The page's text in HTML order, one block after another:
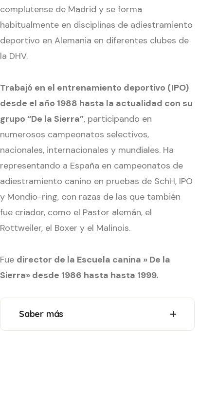
complutense de Madrid y se forma
habitualmente en disciplinas de adiestramiento
deportivo en Alemania en diferentes clubes de
la DHV.
Trabajó en el entrenamiento deportivo (IPO)
desde el año 1988 hasta la actualidad con su
grupo “De la Sierra”, participando en
numerosos campeonatos selectivos,
nacionales, internacionales y mundiales. Ha
representando a España en campeonatos de
adiestramiento canino en pruebas de SchH, IPO
y Mondio-ring, con razas de las que también
fue criador, como el Pastor alemán, el
Rottweiler, el Boxer y el Malinois.
Fue director de la Escuela canina » De la
Sierra» desde 1986 hasta hasta 1999.
Saber más